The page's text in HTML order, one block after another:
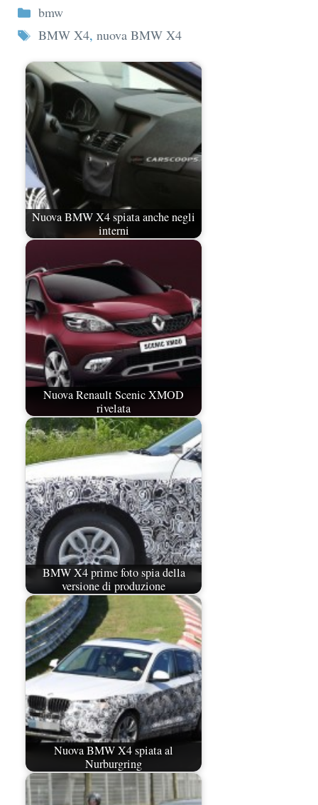
Categorie
bmw
Tag
BMW X4, nuova BMW X4
Nuova BMW X4 spiata anche negli
interni
Nuova Renault Scenic XMOD
rivelata
BMW X4 prime foto spia della
versione di produzione
Nuova BMW X4 spiata al
Nurburgring